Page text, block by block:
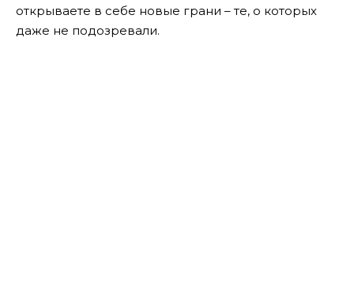
открываете в себе новые грани – те, о которых
даже не подозревали.